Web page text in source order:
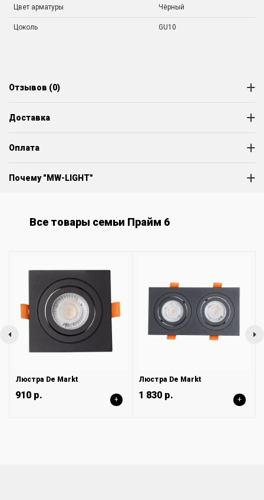
Цвет арматуры Чёрный
Цоколь GU10
Отзывов (0)
Доставка
Оплата
Почему "MW-LIGHT"
Все товары семьи Прайм 6
Люстра De Markt
910 р. +
Люстра De Markt
1 830 р. +